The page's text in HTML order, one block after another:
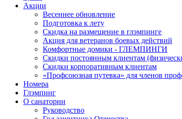
Акции
Весеннее обновление
Подготовка к лету
Скидка на размещение в глэмпинге
Акция для ветеранов боевых действий
Комфортные домики - ГЛЕМПИНГИ
Скидки постоянным клиентам
Скидки корпоративным клиентам
«Профсоюзная путевка» для членов
Номера
Глэмпинг
О санатории
Руководство